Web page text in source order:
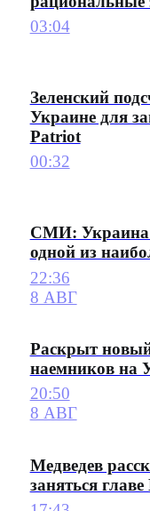
03:04
Зеленский
Украине для
Patriot
00:32
СМИ: Украина
одной из
22:36
8 АВГ
Раскрыт
наемников на
20:50
8 АВГ
Медведев
заняться